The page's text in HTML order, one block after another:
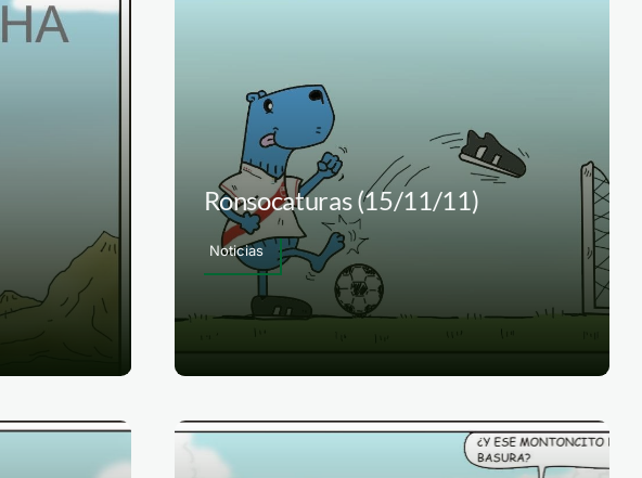
Ronsocaturas (15/11/11)
Noticias